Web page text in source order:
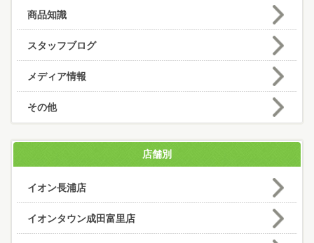
商品知識
スタッフブログ
メディア情報
その他
店舗別
イオン長浦店
イオンタウン成田富里店